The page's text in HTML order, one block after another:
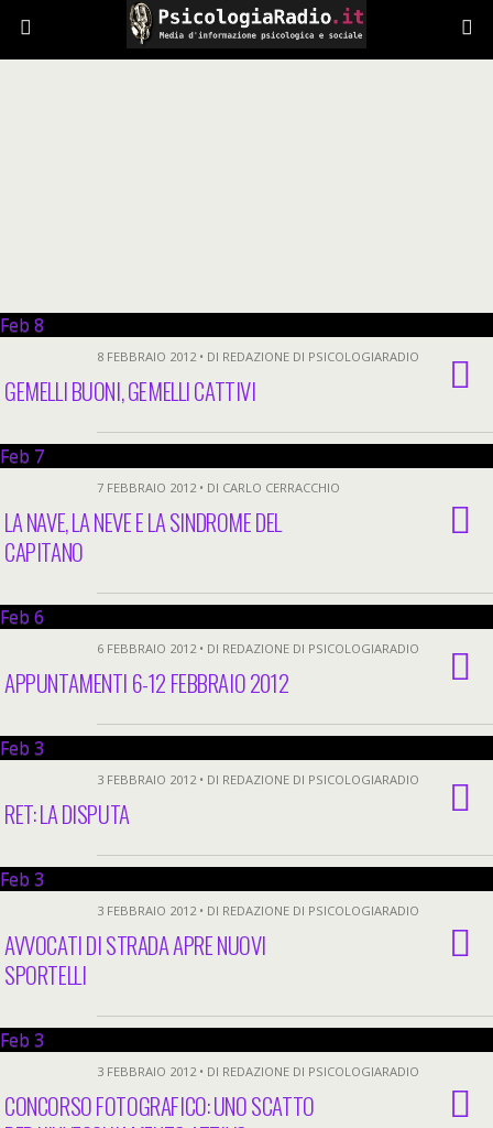
Feb 8
8 FEBBRAIO 2012 • DI REDAZIONE DI PSICOLOGIARADIO
GEMELLI BUONI, GEMELLI CATTIVI
Feb 7
7 FEBBRAIO 2012 • DI CARLO CERRACCHIO
LA NAVE, LA NEVE E LA SINDROME DEL
CAPITANO
Feb 6
6 FEBBRAIO 2012 • DI REDAZIONE DI PSICOLOGIARADIO
APPUNTAMENTI 6-12 FEBBRAIO 2012
Feb 3
3 FEBBRAIO 2012 • DI REDAZIONE DI PSICOLOGIARADIO
RET: LA DISPUTA
Feb 3
3 FEBBRAIO 2012 • DI REDAZIONE DI PSICOLOGIARADIO
AVVOCATI DI STRADA APRE NUOVI
SPORTELLI
Feb 3
3 FEBBRAIO 2012 • DI REDAZIONE DI PSICOLOGIARADIO
CONCORSO FOTOGRAFICO: UNO SCATTO